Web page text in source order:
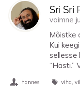
Sri Sri
vaimne
Mõistke
Kui
sellesse
“Hästi.”
hannes viha